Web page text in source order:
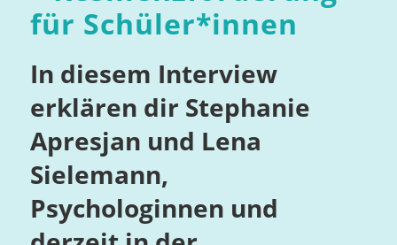
für Schüler*innen
In diesem Interview
erklären dir Stephanie
Apresjan und Lena
Sielemann,
Psychologinnen und